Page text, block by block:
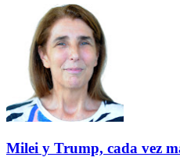
Milei y Trump, cada vez